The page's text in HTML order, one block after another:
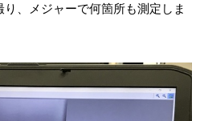
、メジャーで何箇所も測定しま